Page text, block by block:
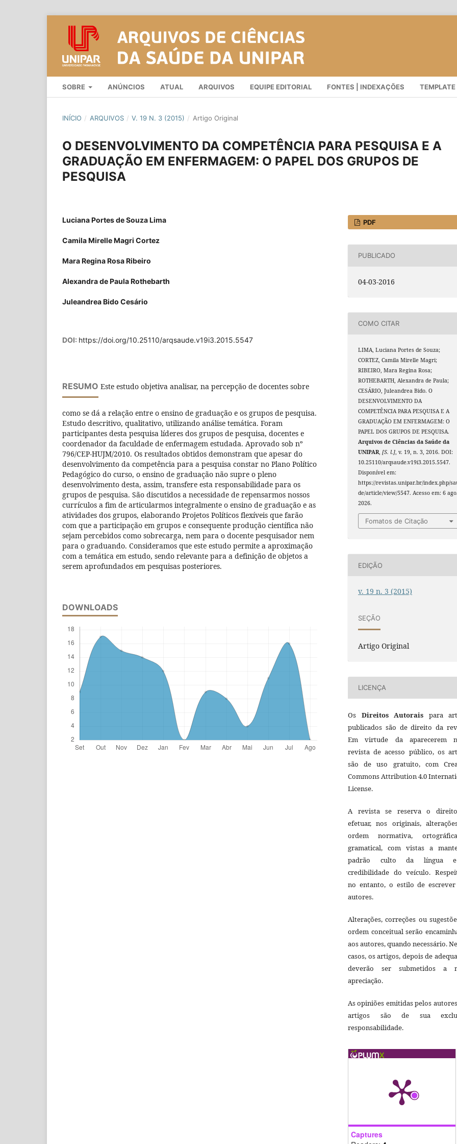
SOBRE ANÚNCIOS ATUAL ARQUIVOS EQUIPE EDITORIAL FONTES | INDEXAÇÕES TEMPLATE
INÍCIO / ARQUIVOS / V. 19 N. 3 (2015) / Artigo Original
O DESENVOLVIMENTO DA COMPETÊNCIA PARA PESQUISA E A
GRADUAÇÃO EM ENFERMAGEM: O PAPEL DOS GRUPOS DE
PESQUISA
Luciana Portes de Souza Lima
Camila Mirelle Magri Cortez
Mara Regina Rosa Ribeiro
Alexandra de Paula Rothebarth
Juleandrea Bido Cesário
DOI: https://doi.org/10.25110/arqsaude.v19i3.2015.5547
RESUMO Este estudo objetiva analisar, na percepção de docentes sobre
como se dá a relação entre o ensino de graduação e os grupos de pesquisa.
Estudo descritivo, qualitativo, utilizando análise temática. Foram
participantes desta pesquisa líderes dos grupos de pesquisa, docentes e
coordenador da faculdade de enfermagem estudada. Aprovado sob nº
796/CEP-HUJM/2010. Os resultados obtidos demonstram que apesar do
desenvolvimento da competência para a pesquisa constar no Plano Político
Pedagógico do curso, o ensino de graduação não supre o pleno
desenvolvimento desta, assim, transfere esta responsabilidade para os
grupos de pesquisa. São discutidos a necessidade de repensarmos nossos
currículos a fim de articularmos integralmente o ensino de graduação e as
atividades dos grupos, elaborando Projetos Políticos flexíveis que farão
com que a participação em grupos e consequente produção científica não
sejam percebidos como sobrecarga, nem para o docente pesquisador nem
para o graduando. Consideramos que este estudo permite a aproximação
com a temática em estudo, sendo relevante para a definição de objetos a
serem aprofundados em pesquisas posteriores.
DOWNLOADS
PDF
PUBLICADO
04-03-2016
COMO CITAR
LIMA, Luciana Portes de Souza;
CORTEZ, Camila Mirelle Magri;
RIBEIRO, Mara Regina Rosa;
ROTHEBARTH, Alexandra de Paula;
CESÁRIO, Juleandrea Bido. O
DESENVOLVIMENTO DA
COMPETÊNCIA PARA PESQUISA E A
GRADUAÇÃO EM ENFERMAGEM: O
PAPEL DOS GRUPOS DE PESQUISA.
Arquivos de Ciências da Saúde da
UNIPAR,[S. l.], v. 19, n. 3, 2016. DOI:
10.25110/arqsaude.v19i3.2015.5547.
Disponível em:
https://revistas.unipar.br/index.php/
de/article/view/5547. Acesso em: 6 ago.
2026.
Fomatos de Citação
EDIÇÃO
v. 19 n. 3 (2015)
SEÇÃO
Artigo Original
LICENÇA
Os Direitos Autorais para
publicados são de direito da
Em virtude da aparecerem
revista de acesso público, os
são de uso gratuito, com
Commons Attribution 4.0
License.
A revista se reserva o
efetuar, nos originais,
ordem normativa,
gramatical, com vistas a
padrão culto da língua
credibilidade do veículo.
no entanto, o estilo de
autores.
Alterações, correções ou
ordem conceitual serão
aos autores, quando necessário.
casos, os artigos, depois de
deverão ser submetidos a
apreciação.
As opiniões emitidas pelos
artigos são de sua
responsabilidade.
Captures